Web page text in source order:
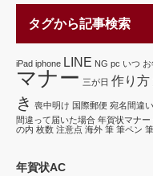
タグから記事検索
iPad iphone LINE NG pc いつ お
マナー 三が日 作り方
き 喪中明け 国際郵便 宛名間違い
間違って届いた場合 年賀状マナー
の内 枚数 注意点 海外 筆 筆ペン
年賀状AC